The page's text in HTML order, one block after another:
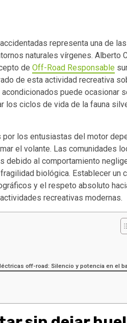
representa una de
naturales vírgenes. Alberto
de Off-Road Responsable
de esta actividad recreativa
puede ocasionar
ciclos de vida de la fauna
los entusiastas del motor
el volante. Las comunidades
debido al comportamiento
biológica. Establecer un
y el respeto absoluto
recreativas modernas.
off-road: Silencio y potencia en el